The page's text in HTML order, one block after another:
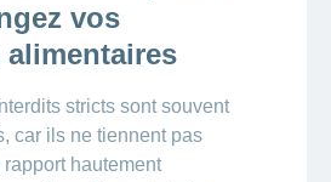
vos
stricts sont souvent
car ils ne tiennent pas
hautement